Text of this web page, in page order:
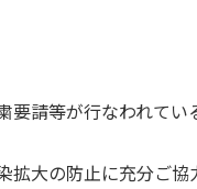
請等が行なわれてい
大の防止に充分ご